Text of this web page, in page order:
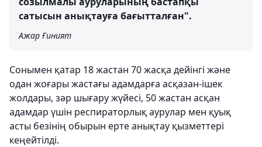
сатысын анықтауға бағытталған".
Ажар Ғиният
Сонымен қатар 18 жастан 70 жасқа дейінгі және
одан жоғары жастағы адамдарға асқазан-ішек
жолдары, зәр шығару жүйесі, 50 жастан асқан
адамдар үшін респираторлық аурулар мен қуық
асты безінің обырын ерте анықтау қызметтері
кеңейтілді.